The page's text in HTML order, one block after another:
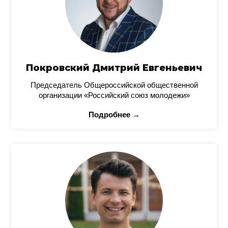
Покровский Дмитрий Евгеньевич
Председатель Общероссийской общественной
организации «Российский союз молодежи»
Подробнее →